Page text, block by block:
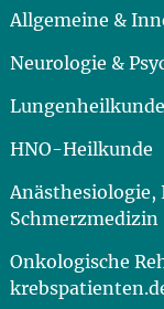
Allgemeine &
Neurologie &
Lungenheilkunde
HNO-Heilkunde
Schmerzmedizin
Onkologische